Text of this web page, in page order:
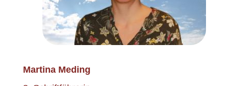
Martina Meding